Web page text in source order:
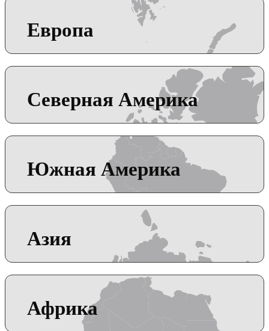
Европа
Северная Америка
Южная Америка
Азия
Африка